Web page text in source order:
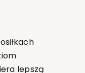
lepszą